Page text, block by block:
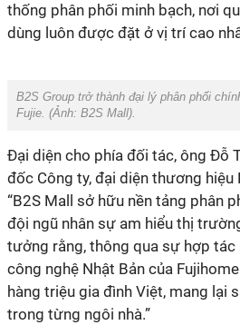
thống phân phối minh bạch, nơi
dùng luôn được đặt ở vị trí cao
B2S Group trở thành đại lý phân phối
Fujie. (Ảnh: B2S Mall).
Đại diện cho phía đối tác, ông Đỗ
đốc Công ty, đại diện thương hiệu
“B2S Mall sở hữu nền tảng phân
đội ngũ nhân sự am hiểu thị
tưởng rằng, thông qua sự hợp tác
công nghệ Nhật Bản của
hàng triệu gia đình Việt, mang lại
trong từng ngôi nhà.”